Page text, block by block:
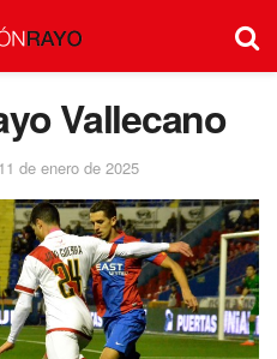
Vallecano
11 de enero de 2025